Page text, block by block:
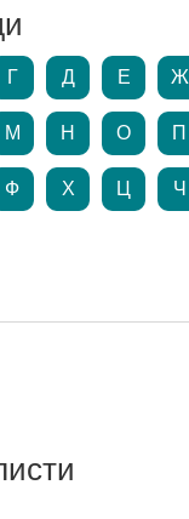
Г Д Е Ж
М Н О П
Ф Х Ц Ч